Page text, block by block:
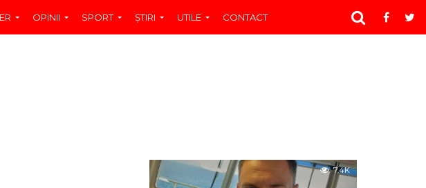
OPINII SPORT ŞTIRI UTILE CONTACT
7.4K